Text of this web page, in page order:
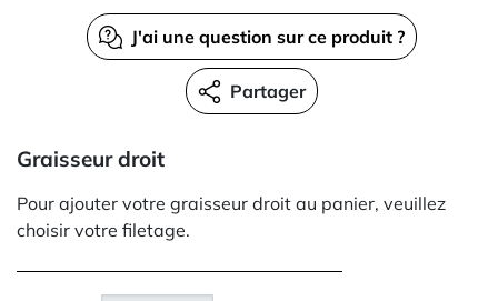
J'ai une question sur ce produit ?
Partager
Graisseur droit
Pour ajouter votre graisseur droit au panier, veuillez
choisir votre filetage.